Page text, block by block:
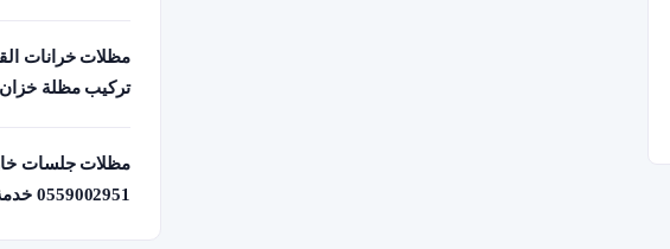
تركيب مظلة
مظلات جلسات
0559002951 خدمة تفصيل جلسات خارجية الخبر